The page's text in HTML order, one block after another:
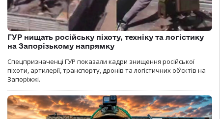
ГУР нищать російську піхоту, техніку та логістику
на Запорізькому напрямку
Спецпризначенці ГУР показали кадри знищення російської
піхоти, артилерії, транспорту, дронів та логістичних об’єктів на
Запоріжжі.